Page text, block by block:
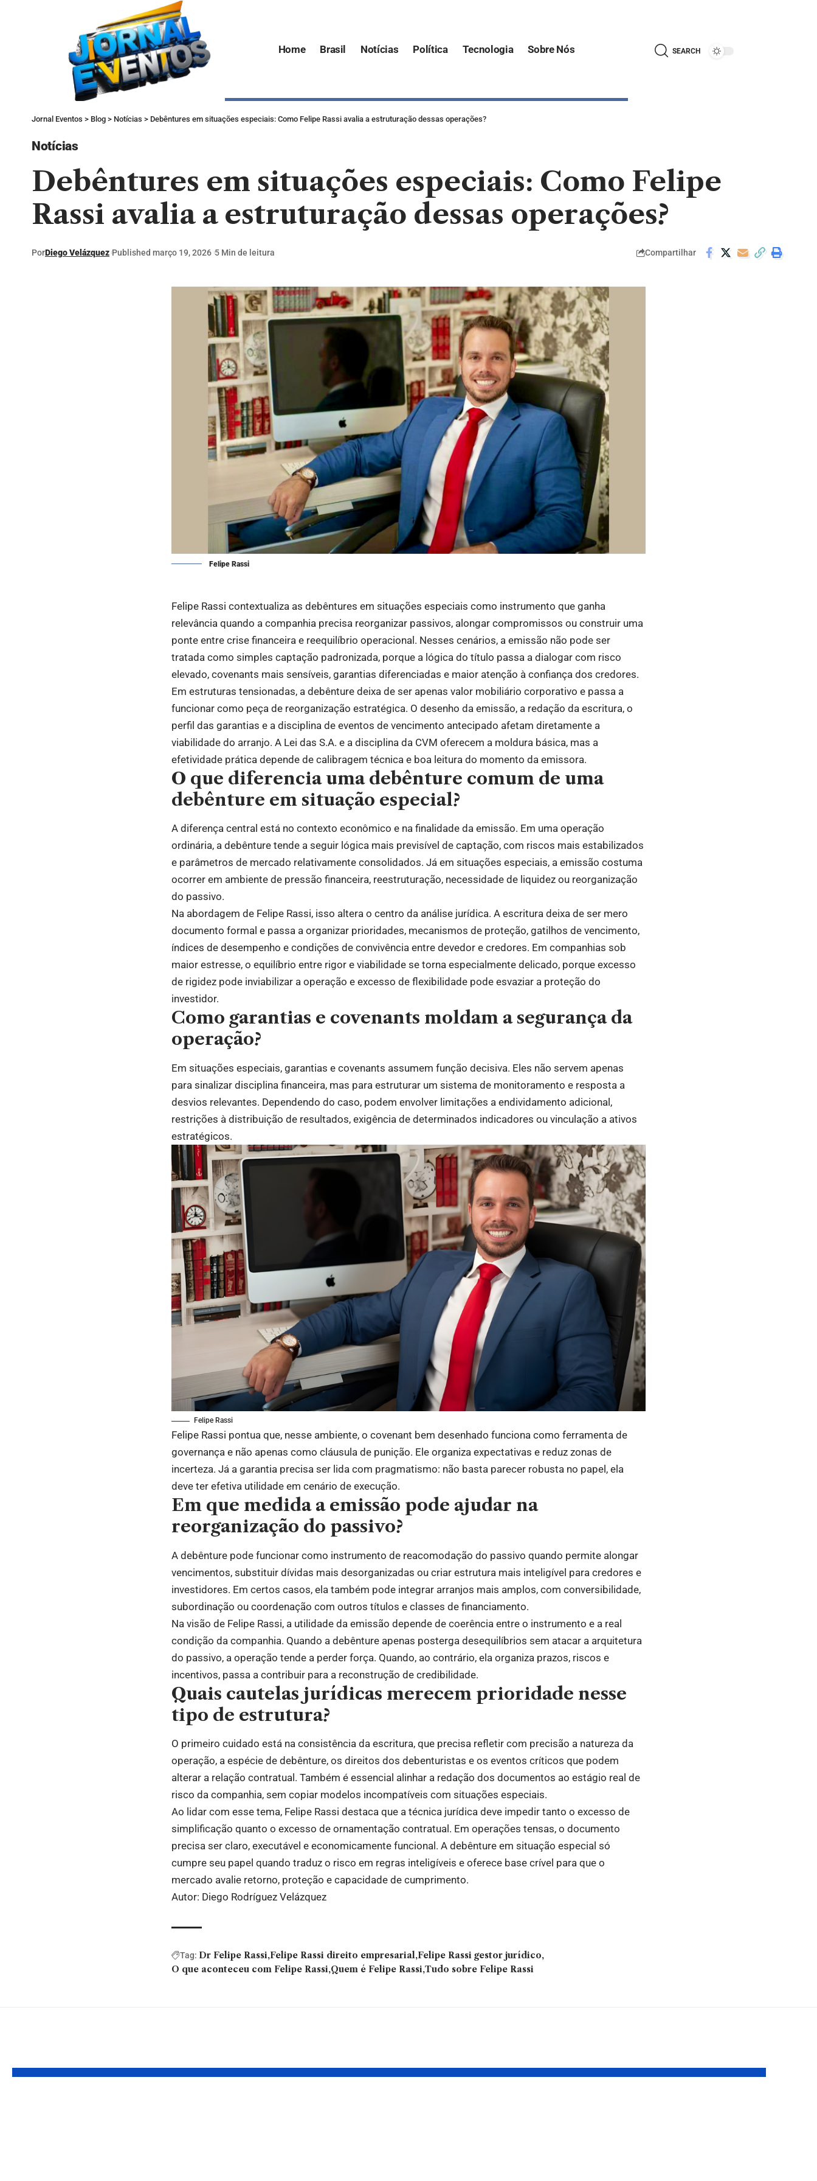
Home Brasil Notícias Política Tecnologia Sobre Nós SEARCH
Jornal Eventos > Blog > Notícias > Debêntures em situações especiais: Como Felipe Rassi avalia a estruturação dessas operações?
Notícias
Debêntures em situações especiais: Como Felipe
Rassi avalia a estruturação dessas operações?
PorDiego Velázquez Published março 19, 2026 5 Min de leitura Compartilhar
Felipe Rassi
Felipe Rassi contextualiza as debêntures em situações especiais como instrumento que ganha
relevância quando a companhia precisa reorganizar passivos, alongar compromissos ou construir uma
ponte entre crise financeira e reequilíbrio operacional. Nesses cenários, a emissão não pode ser
tratada como simples captação padronizada, porque a lógica do título passa a dialogar com risco
elevado, covenants mais sensíveis, garantias diferenciadas e maior atenção à confiança dos credores.
Em estruturas tensionadas, a debênture deixa de ser apenas valor mobiliário corporativo e passa a
funcionar como peça de reorganização estratégica. O desenho da emissão, a redação da escritura, o
perfil das garantias e a disciplina de eventos de vencimento antecipado afetam diretamente a
viabilidade do arranjo. A Lei das S.A. e a disciplina da CVM oferecem a moldura básica, mas a
efetividade prática depende de calibragem técnica e boa leitura do momento da emissora.
O que diferencia uma debênture comum de uma
debênture em situação especial?
A diferença central está no contexto econômico e na finalidade da emissão. Em uma operação
ordinária, a debênture tende a seguir lógica mais previsível de captação, com riscos mais estabilizados
e parâmetros de mercado relativamente consolidados. Já em situações especiais, a emissão costuma
ocorrer em ambiente de pressão financeira, reestruturação, necessidade de liquidez ou reorganização
do passivo.
Na abordagem de Felipe Rassi, isso altera o centro da análise jurídica. A escritura deixa de ser mero
documento formal e passa a organizar prioridades, mecanismos de proteção, gatilhos de vencimento,
índices de desempenho e condições de convivência entre devedor e credores. Em companhias sob
maior estresse, o equilíbrio entre rigor e viabilidade se torna especialmente delicado, porque excesso
de rigidez pode inviabilizar a operação e excesso de flexibilidade pode esvaziar a proteção do
investidor.
Como garantias e covenants moldam a segurança da
operação?
Em situações especiais, garantias e covenants assumem função decisiva. Eles não servem apenas
para sinalizar disciplina financeira, mas para estruturar um sistema de monitoramento e resposta a
desvios relevantes. Dependendo do caso, podem envolver limitações a endividamento adicional,
restrições à distribuição de resultados, exigência de determinados indicadores ou vinculação a ativos
estratégicos.
Felipe Rassi
Felipe Rassi pontua que, nesse ambiente, o covenant bem desenhado funciona como ferramenta de
governança e não apenas como cláusula de punição. Ele organiza expectativas e reduz zonas de
incerteza. Já a garantia precisa ser lida com pragmatismo: não basta parecer robusta no papel, ela
deve ter efetiva utilidade em cenário de execução.
Em que medida a emissão pode ajudar na
reorganização do passivo?
A debênture pode funcionar como instrumento de reacomodação do passivo quando permite alongar
vencimentos, substituir dívidas mais desorganizadas ou criar estrutura mais inteligível para credores e
investidores. Em certos casos, ela também pode integrar arranjos mais amplos, com conversibilidade,
subordinação ou coordenação com outros títulos e classes de financiamento.
Na visão de Felipe Rassi, a utilidade da emissão depende de coerência entre o instrumento e a real
condição da companhia. Quando a debênture apenas posterga desequilíbrios sem atacar a arquitetura
do passivo, a operação tende a perder força. Quando, ao contrário, ela organiza prazos, riscos e
incentivos, passa a contribuir para a reconstrução de credibilidade.
Quais cautelas jurídicas merecem prioridade nesse
tipo de estrutura?
O primeiro cuidado está na consistência da escritura, que precisa refletir com precisão a natureza da
operação, a espécie de debênture, os direitos dos debenturistas e os eventos críticos que podem
alterar a relação contratual. Também é essencial alinhar a redação dos documentos ao estágio real de
risco da companhia, sem copiar modelos incompatíveis com situações especiais.
Ao lidar com esse tema, Felipe Rassi destaca que a técnica jurídica deve impedir tanto o excesso de
simplificação quanto o excesso de ornamentação contratual. Em operações tensas, o documento
precisa ser claro, executável e economicamente funcional. A debênture em situação especial só
cumpre seu papel quando traduz o risco em regras inteligíveis e oferece base crível para que o
mercado avalie retorno, proteção e capacidade de cumprimento.
Autor: Diego Rodríguez Velázquez
Tag: Dr Felipe Rassi Felipe Rassi direito empresarial Felipe Rassi gestor jurídico
O que aconteceu com Felipe Rassi Quem é Felipe Rassi Tudo sobre Felipe Rassi